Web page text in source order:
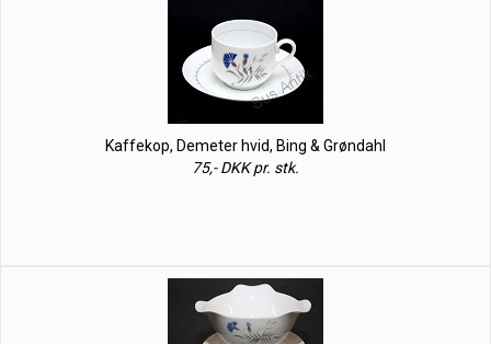
Kaffekop, Demeter hvid, Bing & Grøndahl
75,- DKK pr. stk.